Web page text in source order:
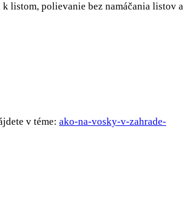
listom, polievanie bez namáčania listov a
v téme: ako-na-vosky-v-zahrade-